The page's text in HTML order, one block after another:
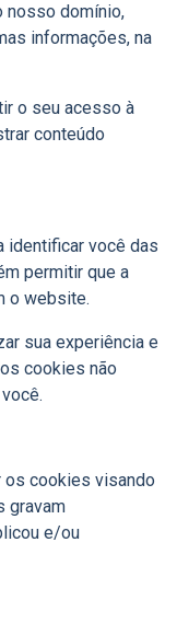
nosso domínio,
informações, na
o seu acesso à
conteúdo
identificar você das
permitir que a
o website.
sua experiência e
cookies não
os cookies visando
gravam
e/ou